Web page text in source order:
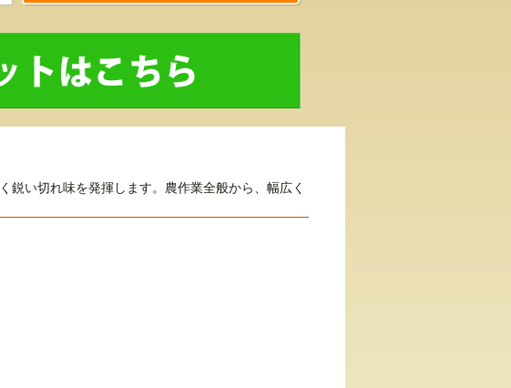
い切れ味を発揮します。農作業全般から、幅広く